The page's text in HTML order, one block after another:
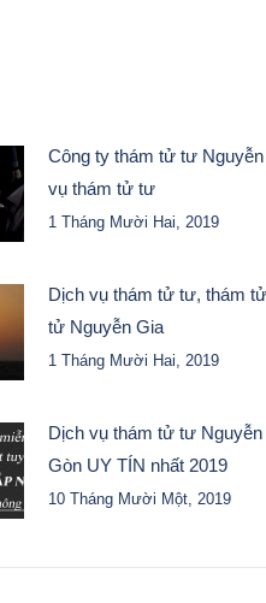
Công ty thám tử tư
vụ thám tử tư
1 Tháng Mười Hai, 2019
Dịch vụ thám tử tư, thám
tử Nguyễn Gia
1 Tháng Mười Hai, 2019
Dịch vụ thám tử tư Nguyễn
Gòn UY TÍN nhất 2019
10 Tháng Mười Một, 2019